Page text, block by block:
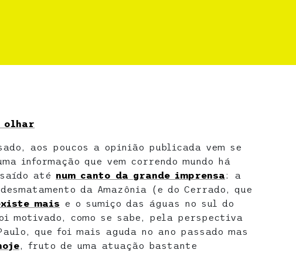
olhar
aos poucos a opinião publicada vem se
informação que vem correndo mundo há
até num canto da grande imprensa: a
da Amazônia (e do Cerrado, que
mais e o sumiço das águas no sul do
motivado, como se sabe, pela perspectiva
que foi mais aguda no ano passado mas
, fruto de uma atuação bastante